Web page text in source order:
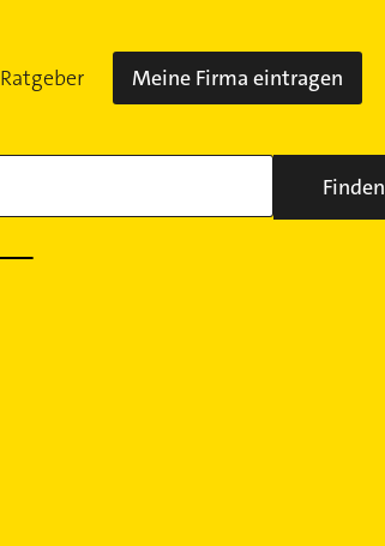
Ratgeber Meine Firma eintragen
Finden